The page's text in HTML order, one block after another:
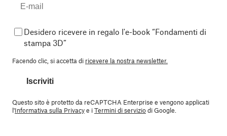
Desidero ricevere in regalo l'e-book “Fondamenti di
stampa 3D”
Facendo clic, si accetta di ricevere la nostra newsletter.
Iscriviti
Questo sito è protetto da reCAPTCHA Enterprise e vengono applicati
l'Informativa sulla Privacye iTermini di serviziodi Google.